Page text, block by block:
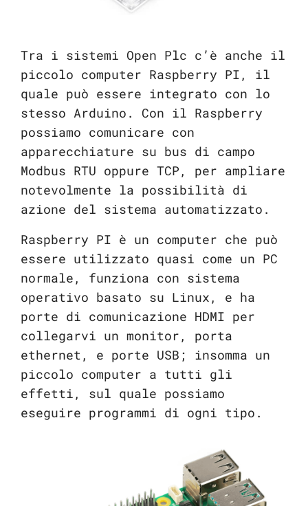
Tra i sistemi Open Plc c’è anche il
piccolo computer Raspberry PI, il
quale può essere integrato con lo
stesso Arduino. Con il Raspberry
possiamo comunicare con
apparecchiature su bus di campo
Modbus RTU oppure TCP, per ampliare
notevolmente la possibilità di
azione del sistema automatizzato.
Raspberry PI è un computer che può
essere utilizzato quasi come un PC
normale, funziona con sistema
operativo basato su Linux, e ha
porte di comunicazione HDMI per
collegarvi un monitor, porta
ethernet, e porte USB; insomma un
piccolo computer a tutti gli
effetti, sul quale possiamo
eseguire programmi di ogni tipo.